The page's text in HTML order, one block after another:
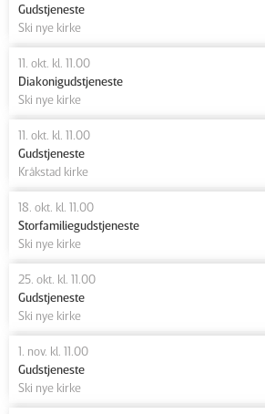
Gudstjeneste
Ski nye kirke
11. okt. kl. 11.00
Diakonigudstjeneste
Ski nye kirke
11. okt. kl. 11.00
Gudstjeneste
Kråkstad kirke
18. okt. kl. 11.00
Storfamiliegudstjeneste
Ski nye kirke
25. okt. kl. 11.00
Gudstjeneste
Ski nye kirke
1. nov. kl. 11.00
Gudstjeneste
Ski nye kirke